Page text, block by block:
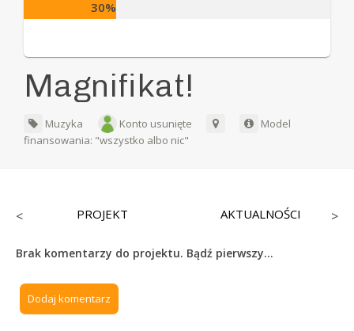
30%
Magnifikat!
Muzyka Konto usunięte
Model
finansowania: "wszystko albo nic"
< PROJEKT AKTUALNOŚCI >
Brak komentarzy do projektu. Bądź pierwszy...
Dodaj komentarz